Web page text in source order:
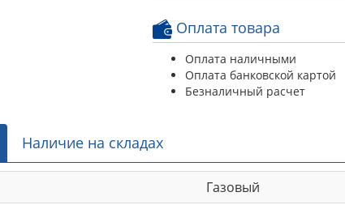
Оплата товара
Оплата наличными
Оплата банковской картой
Безналичный расчет
Наличие на складах
Газовый